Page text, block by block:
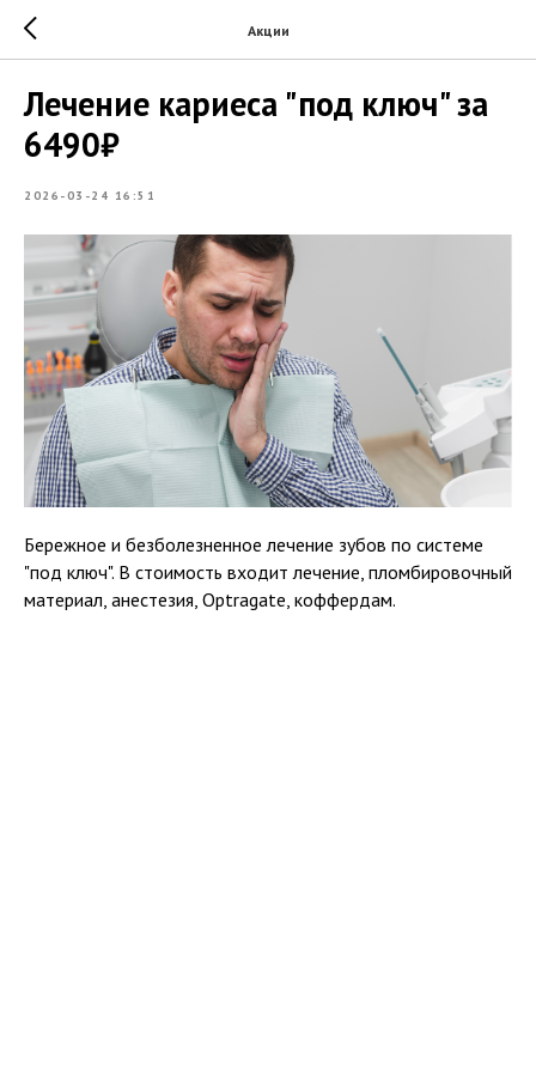
Акции
Лечение кариеса "под ключ" за
6490₽
2026-03-24 16:51
Бережное и безболезненное лечение зубов по системе
"под ключ". В стоимость входит лечение, пломбировочный
материал, анестезия, Optragate, коффердам.